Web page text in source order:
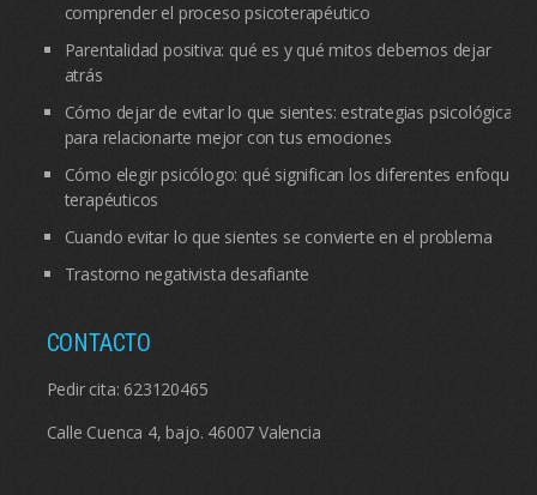
comprender el proceso psicoterapéutico
Parentalidad positiva: qué es y qué mitos debemos dejar
atrás
Cómo dejar de evitar lo que sientes: estrategias psicológicas
para relacionarte mejor con tus emociones
Cómo elegir psicólogo: qué significan los diferentes enfoques
terapéuticos
Cuando evitar lo que sientes se convierte en el problema
Trastorno negativista desafiante
CONTACTO
Pedir cita: 623120465
Calle Cuenca 4, bajo. 46007 Valencia